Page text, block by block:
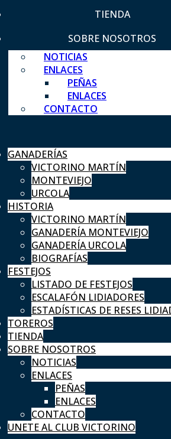
TIENDA
SOBRE NOSOTROS
NOTICIAS
ENLACES
PEÑAS
ENLACES
CONTACTO
GANADERÍAS
VICTORINO MARTÍN
MONTEVIEJO
URCOLA
HISTORIA
VICTORINO MARTÍN
GANADERÍA MONTEVIEJO
GANADERÍA URCOLA
BIOGRAFÍAS
FESTEJOS
LISTADO DE FESTEJOS
ESCALAFÓN LIDIADORES
ESTADÍSTICAS DE RESES
TOREROS
TIENDA
SOBRE NOSOTROS
NOTICIAS
ENLACES
PEÑAS
ENLACES
CONTACTO
UNETE AL CLUB VICTORINO